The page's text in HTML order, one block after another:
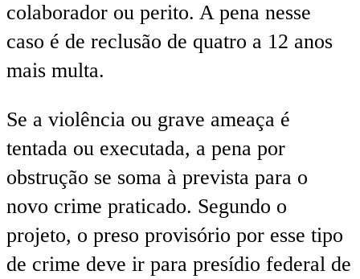
colaborador ou perito. A pena nesse
caso é de reclusão de quatro a 12 anos
mais multa.
Se a violência ou grave ameaça é
tentada ou executada, a pena por
obstrução se soma à prevista para o
novo crime praticado. Segundo o
projeto, o preso provisório por esse tipo
de crime deve ir para presídio federal de